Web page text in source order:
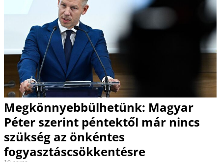
Megkönnyebbülhetünk: Magyar
Péter szerint péntektől már nincs
szükség az önkéntes
fogyasztáscsökkentésre